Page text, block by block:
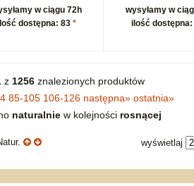
w ciągu 72h
dostępna: 83 *
wysyłamy w
ilość dostępna:
z 1256znalezionych produktów
85-105 106-126 następna» ostatnia»
naturalniew kolejności rosnącej
wyświetlaj